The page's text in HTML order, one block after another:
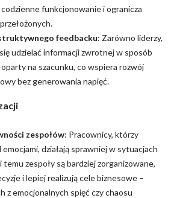
funkcjonowanie i ogranicza
feedbacku: Zarówno liderzy,
udzielać informacji zwrotnej w sposób
na szacunku, co wspiera rozwój
bez generowania napięć.
zespołów: Pracownicy, którzy
działają sprawniej w sytuacjach
temu zespoły są bardziej zorganizowane,
i lepiej realizują cele biznesowe –
z emocjonalnych spięć czy chaosu